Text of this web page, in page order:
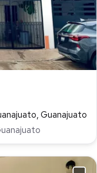
Guanajuato